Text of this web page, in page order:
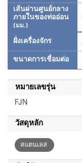
เส้นผ่านศูนย์กลาง
ภายในของท่ออ่อน
(มม.)
ฝั่งเครื่องจักร
ขนาดการเชื่อมต่อ
หมายเลขรุ่น
FJN
วัสดุหลัก
สแตนเลส